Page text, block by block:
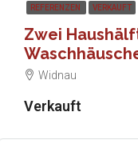
REFERENZEN VERKAUFT
Zwei
Widnau
Verkauft